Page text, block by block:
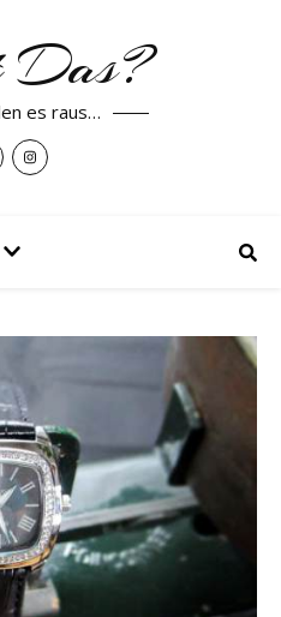
Das?
es raus…